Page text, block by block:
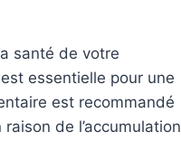
santé de votre
essentielle pour une
est recommandé
de l’accumulation